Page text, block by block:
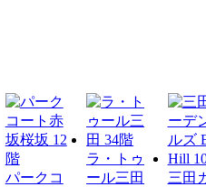
パークコ
ラ・トゥ
ール三田
三田